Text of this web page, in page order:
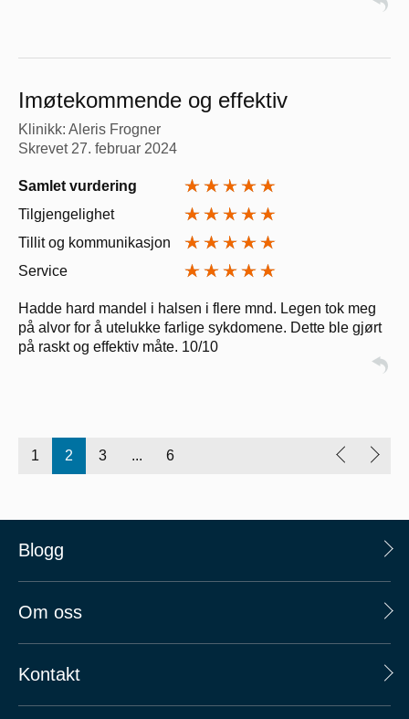
Imøtekommende og effektiv
Klinikk: Aleris Frogner
Skrevet 27. februar 2024
Samlet vurdering
Tilgjengelighet
Tillit og kommunikasjon
Service
Hadde hard mandel i halsen i flere mnd. Legen tok meg
på alvor for å utelukke farlige sykdomene. Dette ble gjørt
på raskt og effektiv måte. 10/10
1 2 3 ... 6
Blogg
Om oss
Kontakt